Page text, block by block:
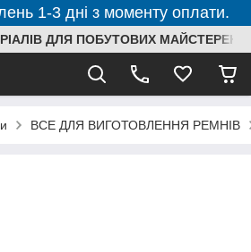
1-3 дні з моменту оплати.
ДЛЯ ПОБУТОВИХ МАЙСТЕРЕНЬ
ВСЕ ДЛЯ ВИГОТОВЛЕННЯ РЕМНІВ